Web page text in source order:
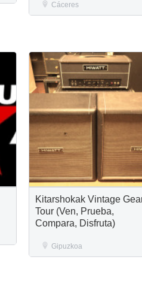
Cáceres
Kitarshokak Vintage
Tour (Ven, Prueba,
Compara, Disfruta)
Gipuzkoa